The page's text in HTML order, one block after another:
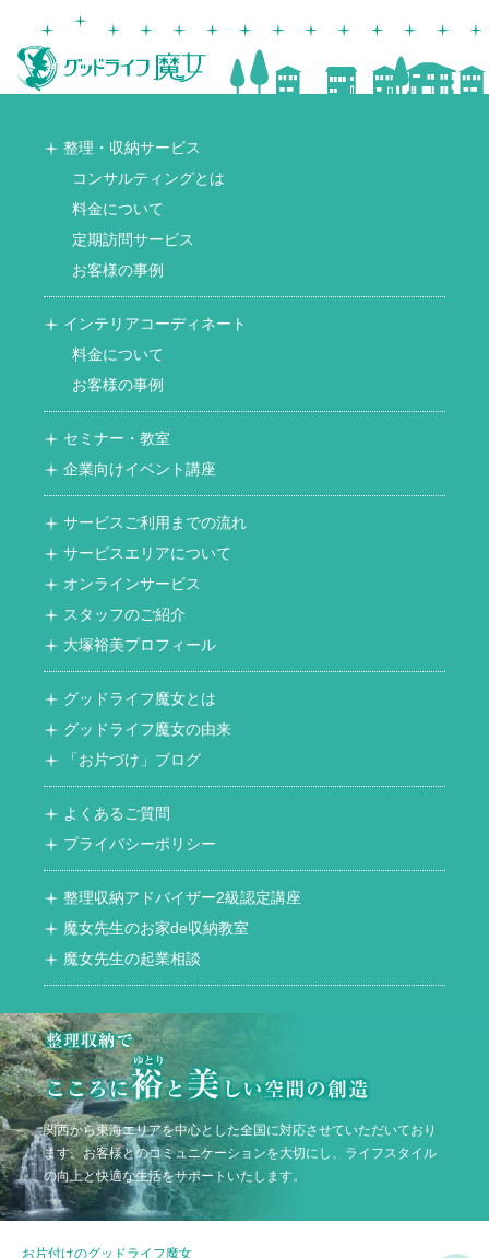
整理・収納サービス
コンサルティングとは
料金について
定期訪問サービス
お客様の事例
インテリアコーディネート
料金について
お客様の事例
セミナー・教室
企業向けイベント講座
サービスご利用までの流れ
サービスエリアについて
オンラインサービス
スタッフのご紹介
大塚裕美プロフィール
グッドライフ魔女とは
グッドライフ魔女の由来
「お片づけ」ブログ
よくあるご質問
プライバシーポリシー
整理収納アドバイザー2級認定講座
魔女先生のお家de収納教室
魔女先生の起業相談
関西から東海エリアを中心とした全国に対応させていただいており
ます。お客様とのコミュニケーションを大切にし、ライフスタイル
の向上と快適な生活をサポートいたします。
お片付けのグッドライフ魔女